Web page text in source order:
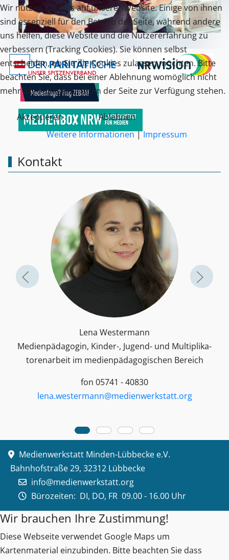
Kontakt
Lena Westermann
Medienpädagogin, Kinder-, Jugend- und Multiplika­
toren­arbeit im medienpädagogischen Bereich
fon 05741 - 40830
lena.westermann@medienwerkstatt.org
Medienwerkstatt Minden-Lübbecke e.V.
Bahnhofstraße 29, 32312 Lübbecke
info@medienwerkstatt.org
Bürozeiten: DI, DO, FR 09.00 - 16.00 Uhr
Wir brauchen Ihre Zustimmung!
Diese Webseite verwendet Google Maps um
Kartenmaterial einzubinden. Bitte beachten Sie dass
Wir nutzen Cookies auf unserer Website. Einige von ihnen
sind essenziell für den Betrieb der Seite, während andere
uns helfen, diese Website und die Nutzererfahrung zu
verbessern (Tracking Cookies). Sie können selbst
entscheiden, ob Sie die Cookies zulassen möchten. Bitte
beachten Sie, dass bei einer Ablehnung womöglich nicht
mehr alle Funktionalitäten der Seite zur Verfügung stehen.
Akzeptieren
Ablehnen
Weitere Informationen|Impressum